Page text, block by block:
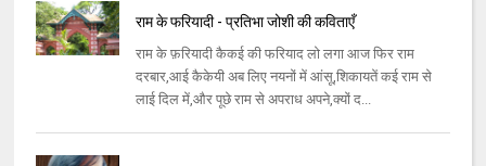
राम के फरियादी - प्रतिभा जोशी की कविताएँ
राम के फ़रियादी कैकई की फरियाद लो लगा आज फिर राम
दरबार,आई कैकेयी अब लिए नयनों में आंसू,शिकायतें कई राम से
लाई दिल में,और पूछे राम से अपराध अपने,क्यों द...